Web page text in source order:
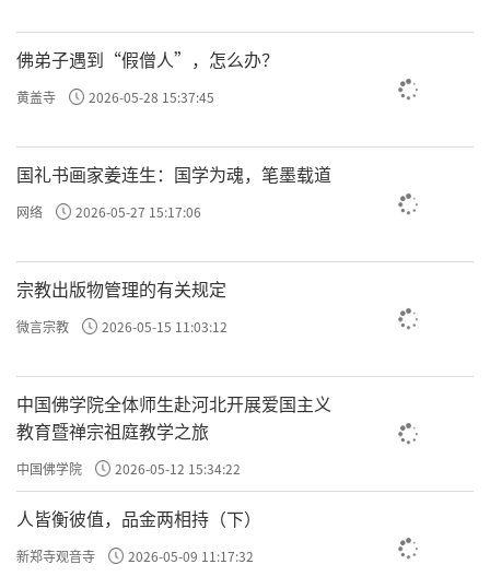
佛弟子遇到“假僧人”，怎么办？
黄盖寺 2026-05-28 15:37:45
国礼书画家姜连生：国学为魂，笔墨载道
网络 2026-05-27 15:17:06
宗教出版物管理的有关规定
微言宗教 2026-05-15 11:03:12
中国佛学院全体师生赴河北开展爱国主义
教育暨禅宗祖庭教学之旅
中国佛学院 2026-05-12 15:34:22
人皆衡彼值，品金两相持（下）
新郑寺观音寺 2026-05-09 11:17:32